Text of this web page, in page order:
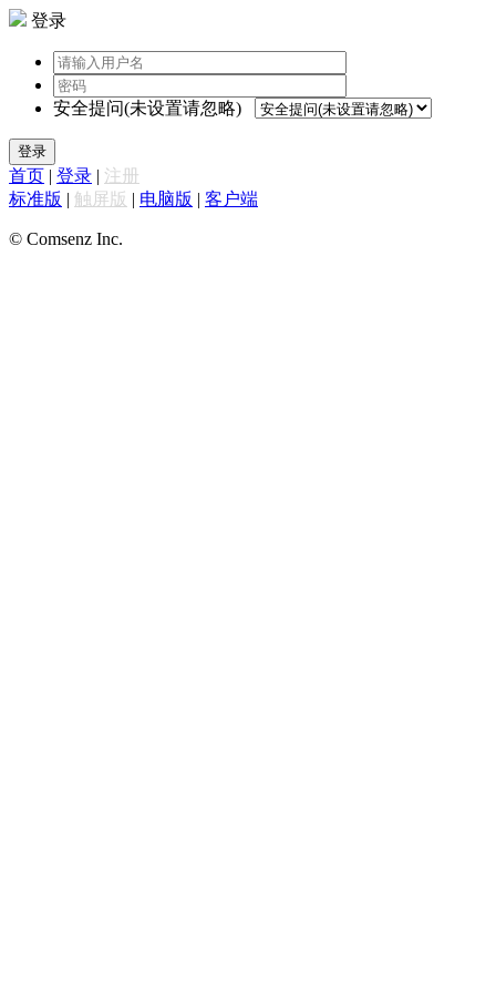
登录
安全提问(未设置请忽略)
登录
首页 | 登录 | 注册
标准版 | 触屏版 | 电脑版 | 客户端
© Comsenz Inc.